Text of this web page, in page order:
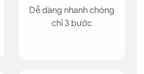
Dễ dàng nhanh chóng
chỉ 3 bước